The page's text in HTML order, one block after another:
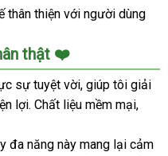
thân thiện với người dùng
thật ❤️
sự tuyệt vời, giúp tôi giải
lợi. Chất liệu mềm mại,
đa năng này mang lại cảm